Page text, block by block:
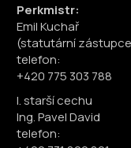
Perkmistr:
Emil Kuchař
(statutární
telefon:
+420 775 303 788
I. starší cechu
Ing. Pavel David
telefon: